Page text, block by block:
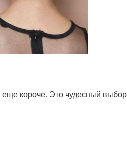
короче. Это чудесный